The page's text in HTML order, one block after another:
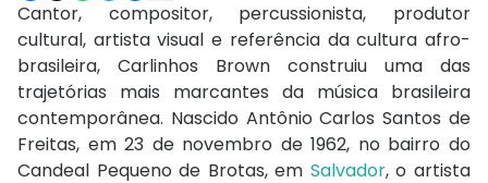
Cantor, compositor, percussionista, produtor
cultural, artista visual e referência da cultura afro-
brasileira, Carlinhos Brown construiu uma das
trajetórias mais marcantes da música brasileira
contemporânea. Nascido Antônio Carlos Santos de
Freitas, em 23 de novembro de 1962, no bairro do
Candeal Pequeno de Brotas, em Salvador, o artista